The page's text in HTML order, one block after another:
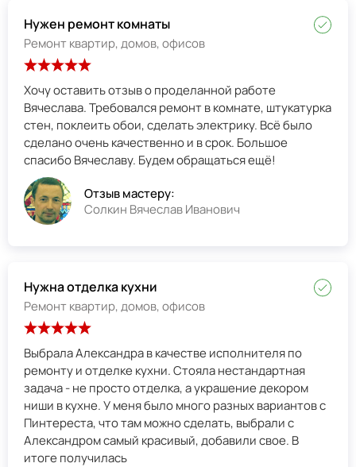
Нужен ремонт комнаты
Ремонт квартир, домов, офисов
Хочу оставить отзыв о проделанной работе
Вячеслава. Требовался ремонт в комнате, штукатурка
стен, поклеить обои, сделать электрику. Всё было
сделано очень качественно и в срок. Большое
спасибо Вячеславу. Будем обращаться ещё!
Отзыв мастеру:
Солкин Вячеслав Иванович
Нужна отделка кухни
Ремонт квартир, домов, офисов
Выбрала Александра в качестве исполнителя по
ремонту и отделке кухни. Стояла нестандартная
задача - не просто отделка, а украшение декором
ниши в кухне. У меня было много разных вариантов с
Пинтереста, что там можно сделать, выбрали с
Александром самый красивый, добавили свое. В
итоге получилась